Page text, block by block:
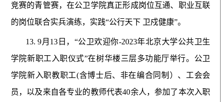
竞赛的青管赛，在公卫学院真正形成岗位互通、职业互联
的岗位联合实兵演练，实践“公行天下 卫戍健康”。
13.9月13日，“公卫欢迎你-2023年北京大学公共卫生
学院新职工入职仪式”在树华楼三层多功能厅举行。公卫
学院新入职教职工(含博士后、非在编合同制）、工会会
员，以及来自各专业的教师代表40余人，参加了本次入职